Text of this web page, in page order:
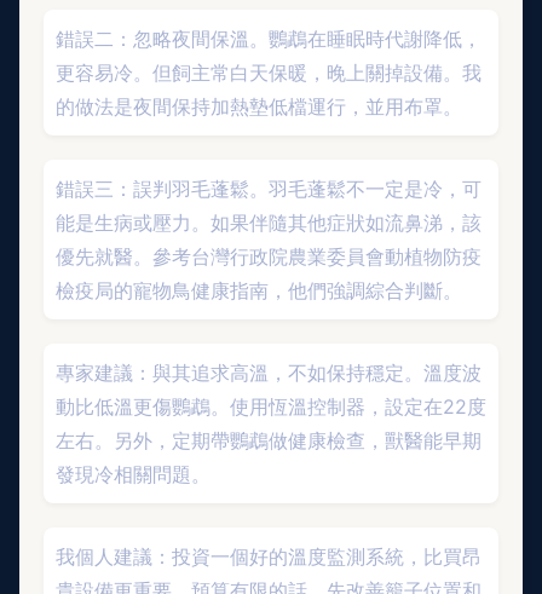
錯誤二：忽略夜間保溫。鸚鵡在睡眠時代謝降低，
更容易冷。但飼主常白天保暖，晚上關掉設備。我
的做法是夜間保持加熱墊低檔運行，並用布罩。
錯誤三：誤判羽毛蓬鬆。羽毛蓬鬆不一定是冷，可
能是生病或壓力。如果伴隨其他症狀如流鼻涕，該
優先就醫。參考台灣行政院農業委員會動植物防疫
檢疫局的寵物鳥健康指南，他們強調綜合判斷。
專家建議：與其追求高溫，不如保持穩定。溫度波
動比低溫更傷鸚鵡。使用恆溫控制器，設定在22度
左右。另外，定期帶鸚鵡做健康檢查，獸醫能早期
發現冷相關問題。
我個人建議：投資一個好的溫度監測系統，比買昂